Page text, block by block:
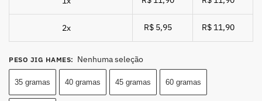
2x R$ 5,95 R$ 11,90
PESO JIG HAMES: Nenhuma seleção
35 gramas 40 gramas 45 gramas 60 gramas